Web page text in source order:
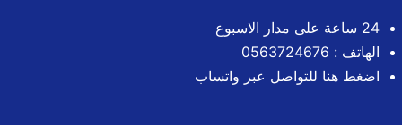
24 ساعة على مدار الاسبوع
الهاتف : 0563724676
اضغط هنا للتواصل عبر واتساب